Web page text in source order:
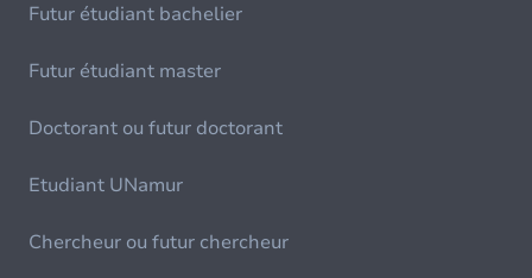
Futur étudiant bachelier
Futur étudiant master
Doctorant ou futur doctorant
Etudiant UNamur
Chercheur ou futur chercheur